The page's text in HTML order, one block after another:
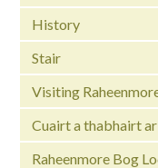
History
Stair
Visiting
Cuairt a thabhairt
Raheenmore Bog